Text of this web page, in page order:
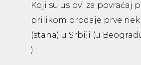
Koji su uslovi za povraćaj
prilikom prodaje prve
(stana) u Srbiji (u
) :